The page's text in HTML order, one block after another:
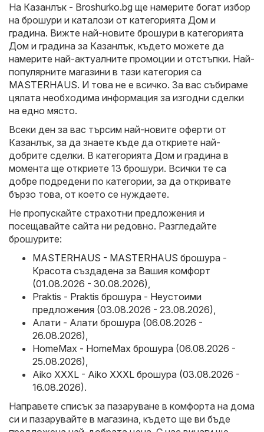
На Казанлък - Broshurko.bg ще намерите богат избор
на брошури и каталози от категорията Дом и
градина. Вижте най-новите брошури в категорията
Дом и градина за Казанлък, където можете да
намерите най-актуалните промоции и отстъпки. Най-
популярните магазини в тази категория са
MASTERHAUS. И това не е всичко. За вас събираме
цялата необходима информация за изгодни сделки
на едно място.
Всеки ден за вас търсим най-новите оферти от
Казанлък, за да знаете къде да откриете най-
добрите сделки. В категорията Дом и градина в
момента ще откриете 13 брошури. Всички те са
добре подредени по категории, за да откривате
бързо това, от което се нуждаете.
Не пропускайте страхотни предложения и
посещавайте сайта ни редовно. Разгледайте
брошурите:
MASTERHAUS - MASTERHAUS брошура -
Красота създадена за Вашия комфорт
(01.08.2026 - 30.08.2026)
Praktis - Praktis брошура - Неустоими
предложения (03.08.2026 - 23.08.2026)
Алати - Алати брошура (06.08.2026 -
26.08.2026)
HomeMax - HomeMax брошура (06.08.2026 -
25.08.2026)
Aiko XXXL - Aiko XXXL брошура (03.08.2026 -
16.08.2026).
Направете списък за пазаруване в комфорта на дома
си и пазарувайте в магазина, където ще ви бъде